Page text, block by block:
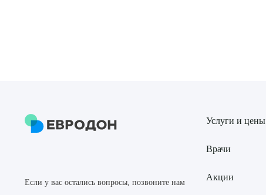
Если у вас остались вопросы, позвоните нам
Услуги и цены
Врачи
Акции